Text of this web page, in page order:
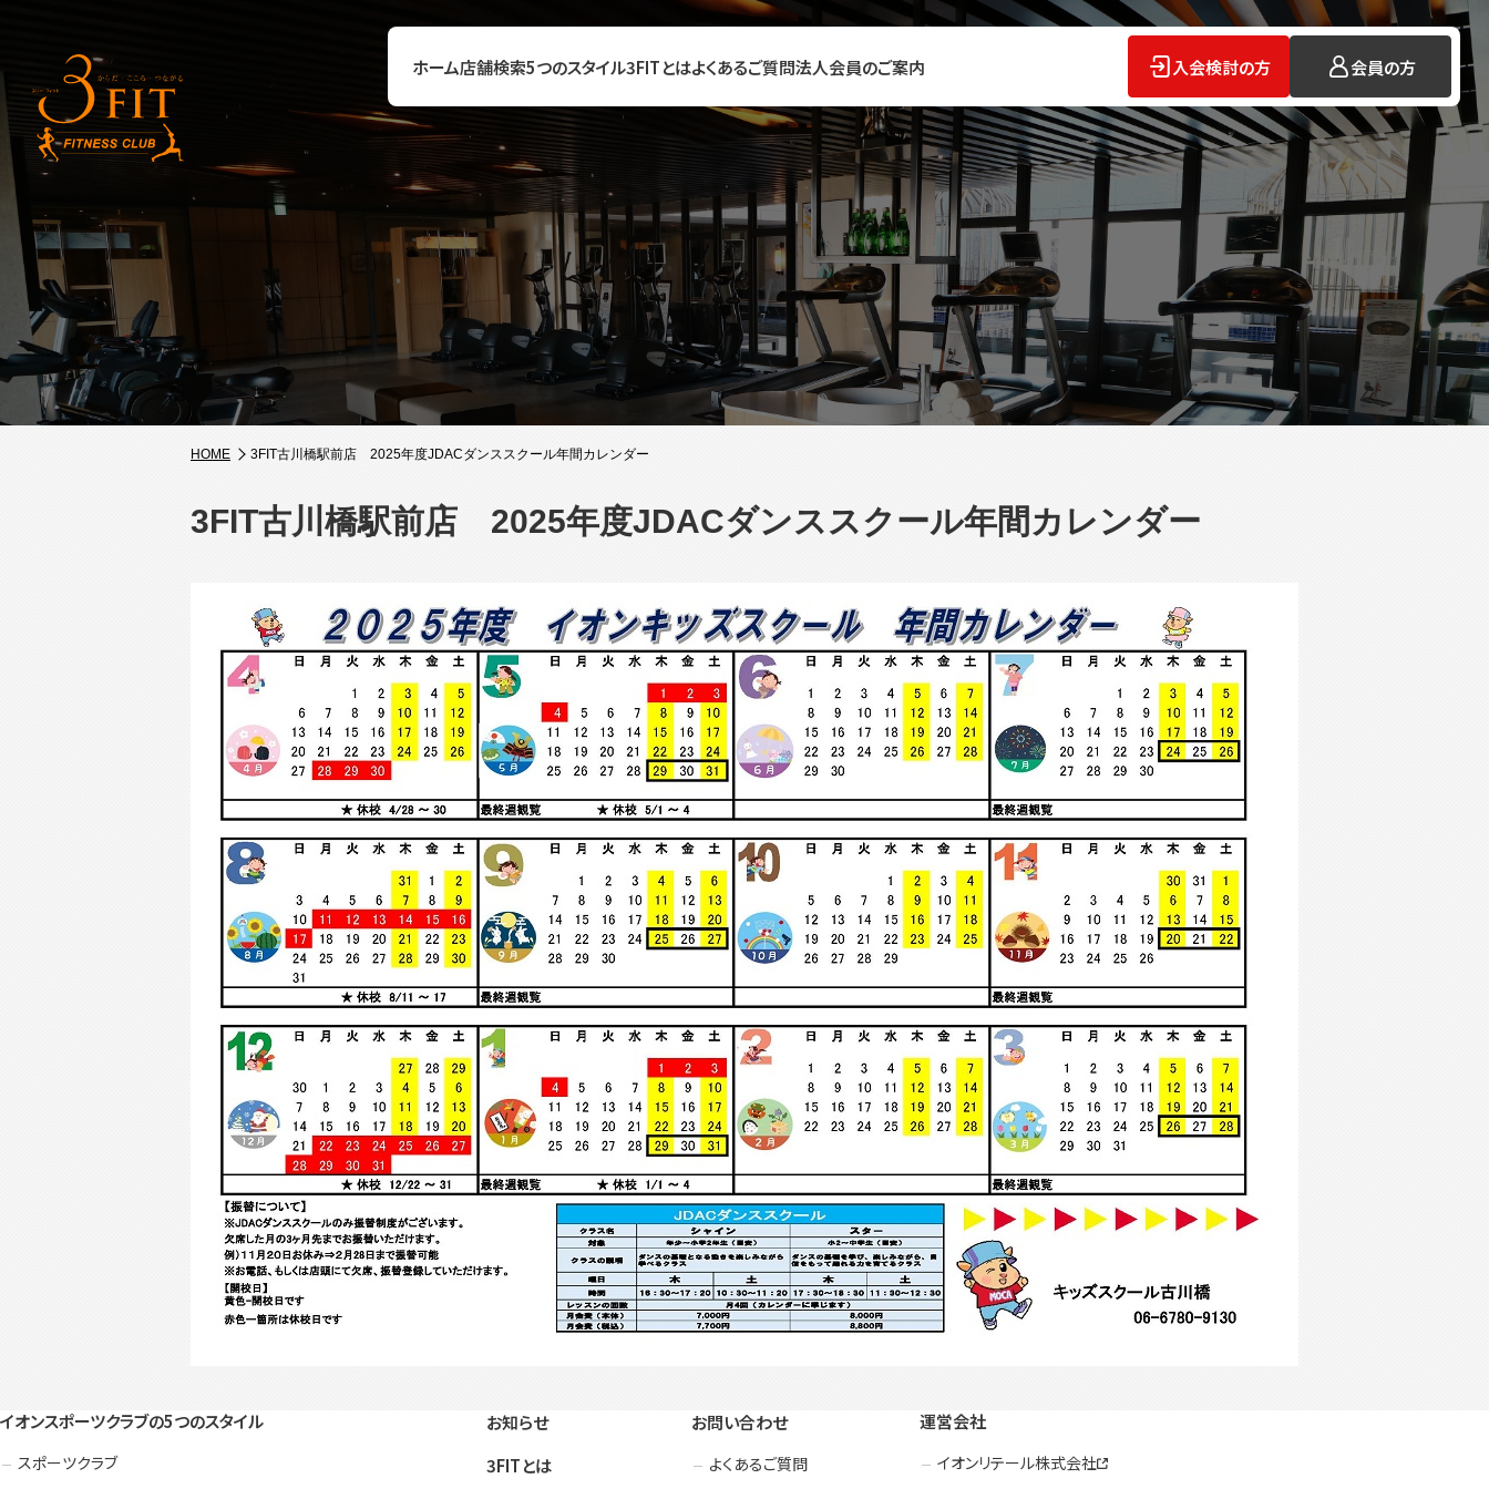
ホーム店舗検索5つのスタイル3FITとはよくあるご質問法人会員のご案内 入会検討の方 会員の方
HOME 3FIT古川橋駅前店 2025年度JDACダンススクール年間カレンダー
3FIT古川橋駅前店 2025年度JDACダンススクール年間カレンダー
イオンスポーツクラブの5つのスタイル
スポーツクラブ
お知らせ
3FITとは
お問い合わせ
よくあるご質問
運営会社
イオンリテール株式会社